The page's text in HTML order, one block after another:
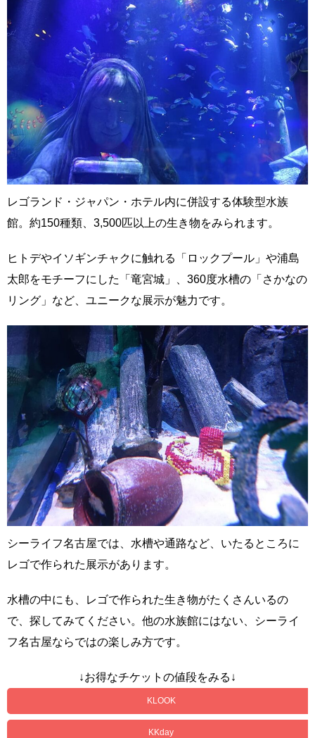
レゴランド・ジャパン・ホテル内に併設する体験型水族
館。約150種類、3,500匹以上の生き物をみられます。
ヒトデやイソギンチャクに触れる「ロックプール」や浦島
太郎をモチーフにした「竜宮城」、360度水槽の「さかなの
リング」など、ユニークな展示が魅力です。
シーライフ名古屋では、水槽や通路など、いたるところに
レゴで作られた展示があります。
水槽の中にも、レゴで作られた生き物がたくさんいるの
で、探してみてください。他の水族館にはない、シーライ
フ名古屋ならではの楽しみ方です。
↓お得なチケットの値段をみる↓
KLOOK
KKday